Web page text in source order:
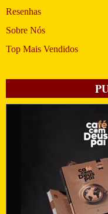
Resenhas
Sobre Nós
Top Mais Vendidos